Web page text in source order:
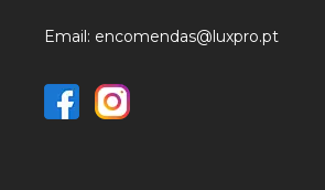
Email: encomendas@luxpro.pt